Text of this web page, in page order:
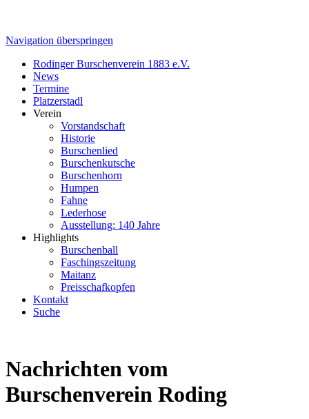
Navigation überspringen
Rodinger Burschenverein 1883 e.V.
News
Termine
Platzerstadl
Verein
Vorstandschaft
Historie
Burschenlied
Burschenkutsche
Burschenhorn
Humpen
Fahne
Lederhose
Ausstellung: 140 Jahre
Highlights
Burschenball
Faschingszeitung
Maitanz
Preisschafkopfen
Kontakt
Suche
Nachrichten vom
Burschenverein Roding